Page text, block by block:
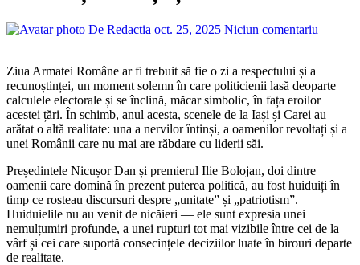
De Redactia oct. 25, 2025 Niciun comentariu
Ziua Armatei Române ar fi trebuit să fie o zi a respectului și a
recunoștinței, un moment solemn în care politicienii lasă deoparte
calculele electorale și se înclină, măcar simbolic, în fața eroilor
acestei țări. În schimb, anul acesta, scenele de la Iași și Carei au
arătat o altă realitate: una a nervilor întinși, a oamenilor revoltați și a
unei Românii care nu mai are răbdare cu liderii săi.
Președintele Nicușor Dan și premierul Ilie Bolojan, doi dintre
oamenii care domină în prezent puterea politică, au fost huiduiți în
timp ce rosteau discursuri despre „unitate” și „patriotism”.
Huiduielile nu au venit de nicăieri — ele sunt expresia unei
nemulțumiri profunde, a unei rupturi tot mai vizibile între cei de la
vârf și cei care suportă consecințele deciziilor luate în birouri departe
de realitate.